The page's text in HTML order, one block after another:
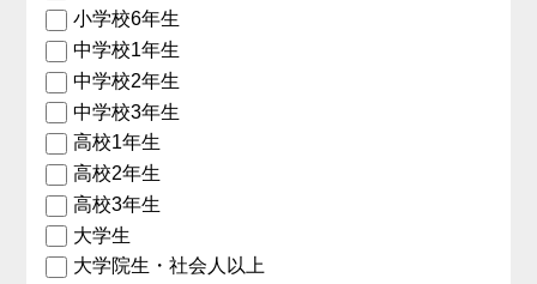
小学校6年生
中学校1年生
中学校2年生
中学校3年生
高校1年生
高校2年生
高校3年生
大学生
大学院生・社会人以上